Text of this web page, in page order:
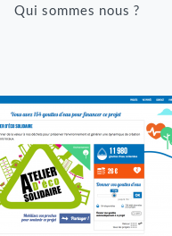
Qui sommes nous ?